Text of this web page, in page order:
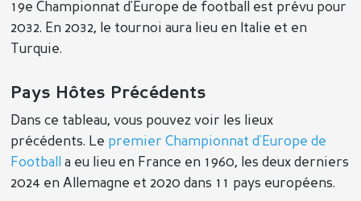
19e Championnat d'Europe de football est prévu pour
2032. En 2032, le tournoi aura lieu en Italie et en
Turquie.
Pays Hôtes Précédents
Dans ce tableau, vous pouvez voir les lieux
précédents. Le premier Championnat d'Europe de
Football
a eu lieu en France en 1960, les deux derniers
2024 en Allemagne et 2020 dans 11 pays européens.